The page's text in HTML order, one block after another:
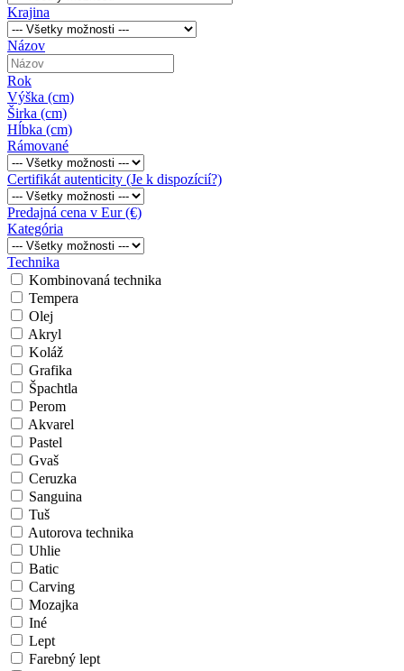
Krajina
Názov
Rok
Výška (cm)
Širka (cm)
Hĺbka (cm)
Rámované
Certifikát autenticity (Je k dispozícií?)
Predajná cena v Eur (€)
Kategória
Technika
Kombinovaná technika
Tempera
Olej
Akryl
Koláž
Grafika
Špachtla
Perom
Akvarel
Pastel
Gvaš
Ceruzka
Sanguina
Tuš
Autorova technika
Uhlie
Batic
Carving
Mozajka
Iné
Lept
Farebný lept